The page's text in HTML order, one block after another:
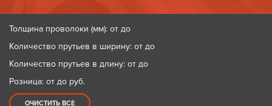
Толщина проволоки (мм): от до
Количество прутьев в ширину: от до
Количество прутьев в длину: от до
Розница: от до руб.
ОЧИСТИТЬ ВСЕ